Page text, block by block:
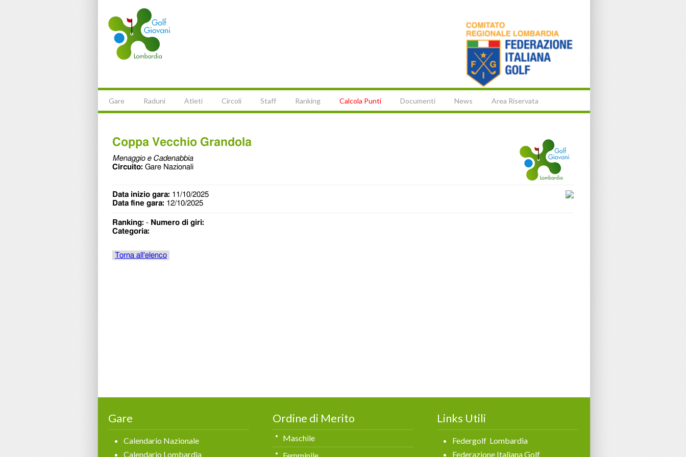
Gare Raduni Atleti Circoli Staff Ranking Calcola Punti Documenti News Area Riservata
Gare
Calendario Nazionale
Calendario Lombardia
Ordine di Merito
Maschile
Links Utili
Federgolf Lombardia
Federazione Italiana Golf